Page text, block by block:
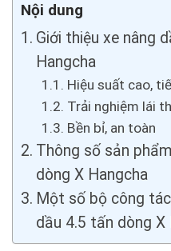
Nội dung
Giới thiệu xe nâng
Hangcha
Hiệu suất cao,
Trải nghiệm lái
Bền bỉ, an toàn
Thông số sản
dòng X Hangcha
Một số bộ công
dầu 4.5 tấn dòng X